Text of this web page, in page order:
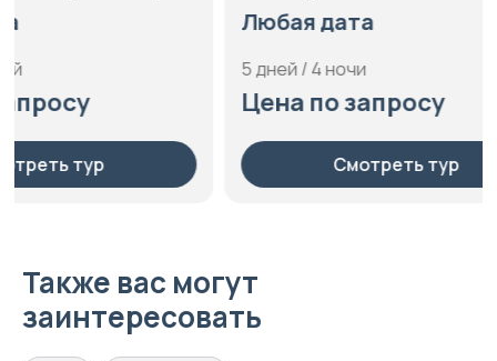
Цена по запросу
Смотреть тур
Также вас могут
заинтересовать